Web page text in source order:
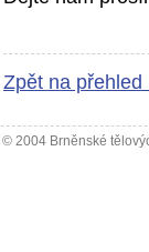
Zpět na přehled
© 2004 Brněnské